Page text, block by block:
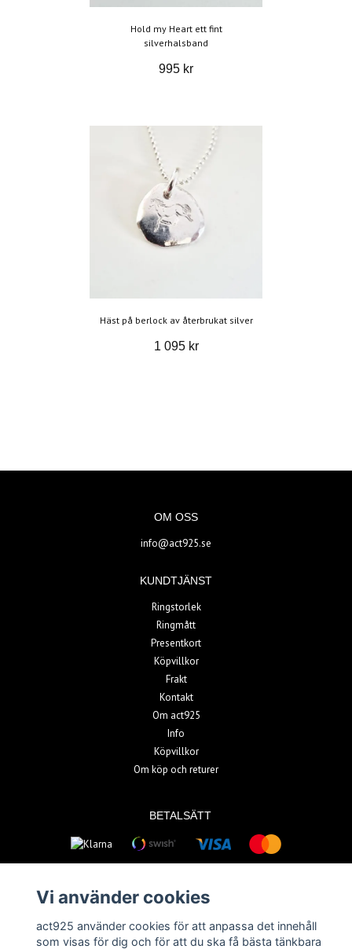
Hold my Heart ett fint
silverhalsband
995 kr
Häst på berlock av återbrukat silver
1 095 kr
OM OSS
info@act925.se
KUNDTJÄNST
Ringstorlek
Ringmått
Presentkort
Köpvillkor
Frakt
Kontakt
Om act925
Info
Köpvillkor
Om köp och returer
BETALSÄTT
© Copyright 2026 act925
Vi använder cookies
act925 använder cookies för att anpassa det innehåll
som visas för dig och för att du ska få bästa tänkbara